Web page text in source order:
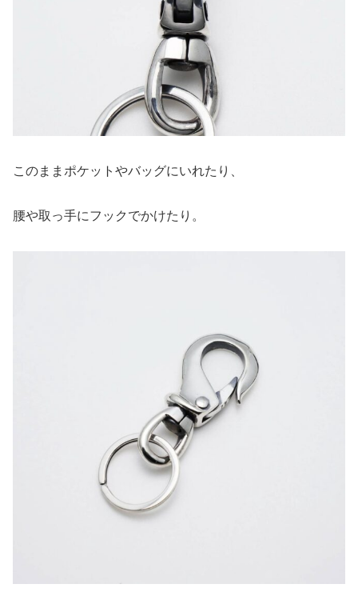
このままポケットやバッグにいれたり、
腰や取っ手にフックでかけたり。